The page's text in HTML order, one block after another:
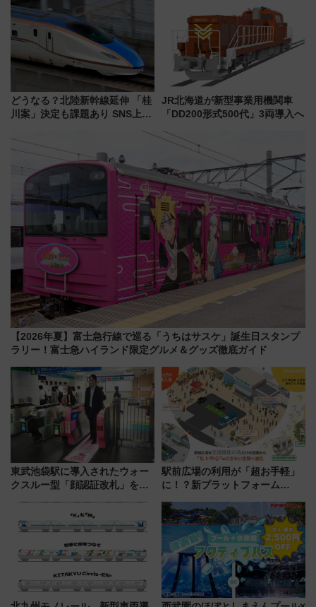
ん)」企画がスタート
ア「LAKESIDE PARK」（埼玉
県越谷市）
どうなる？北陸新幹線延伸 「桂
川案」決定も課題あり SNS上の
JR北海道が新型事業用機関車
「DD200形式500代」3両導入へ
【2026年夏】富士急行線で巡る「うちはサスケ」誕生日スタンプ
ラリー！富士急ハイランド限定グルメ＆グッズ徹底ガイド
東武池袋駅に導入されたウォー
クスルー型「顔認証改札」を見
駅前広場の利用が「超お手軽」
に！？新プラットフォーム
マホで簡単申請 物販や演奏会な
どに【JR東日本】